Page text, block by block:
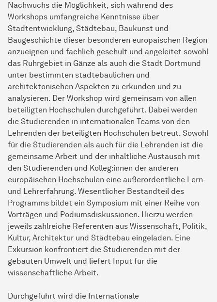
Nachwuchs die Möglichkeit, sich während des
Workshops umfangreiche Kenntnisse über
Stadtentwicklung, Städtebau, Baukunst und
Baugeschichte dieser besonderen europäischen Region
anzueignen und fachlich geschult und angeleitet sowohl
das Ruhrgebiet in Gänze als auch die Stadt Dortmund
unter bestimmten städtebaulichen und
architektonischen Aspekten zu erkunden und zu
analysieren. Der Workshop wird gemeinsam von allen
beteiligten Hochschulen durchgeführt. Dabei werden
die Studierenden in internationalen Teams von den
Lehrenden der beteiligten Hochschulen betreut. Sowohl
für die Studierenden als auch für die Lehrenden ist die
gemeinsame Arbeit und der inhaltliche Austausch mit
den Studierenden und Kolleg:innen der anderen
europäischen Hochschulen eine außerordentliche Lern-
und Lehrerfahrung. Wesentlicher Bestandteil des
Programms bildet ein Symposium mit einer Reihe von
Vorträgen und Podiumsdiskussionen. Hierzu werden
jeweils zahlreiche Referenten aus Wissenschaft, Politik,
Kultur, Architektur und Städtebau eingeladen. Eine
Exkursion konfrontiert die Studierenden mit der
gebauten Umwelt und liefert Input für die
wissenschaftliche Arbeit.
Durchgeführt wird die Internationale